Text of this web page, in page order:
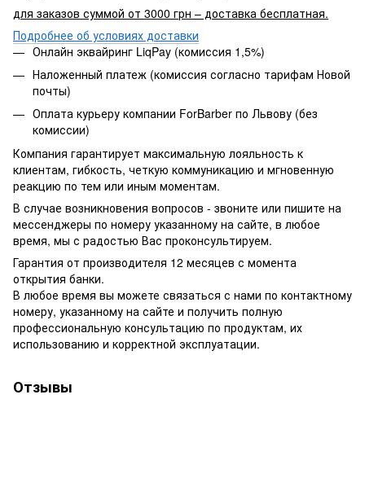
для заказов суммой от 3000 грн – доставка бесплатная.
Подробнее об условиях доставки
Онлайн эквайринг LiqPay (комиссия 1,5%)
Наложенный платеж (комиссия согласно тарифам Новой
почты)
Оплата курьеру компании ForBarber по Львову (без
комиссии)
Компания гарантирует максимальную лояльность к
клиентам, гибкость, четкую коммуникацию и мгновенную
реакцию по тем или иным моментам.
В случае возникновения вопросов - звоните или пишите на
мессенджеры по номеру указанному на сайте, в любое
время, мы с радостью Вас проконсультируем.
Гарантия от производителя 12 месяцев с момента
открытия банки.
В любое время вы можете связаться с нами по контактному
номеру, указанному на сайте и получить полную
профессиональную консультацию по продуктам, их
использованию и корректной эксплуатации.
Отзывы